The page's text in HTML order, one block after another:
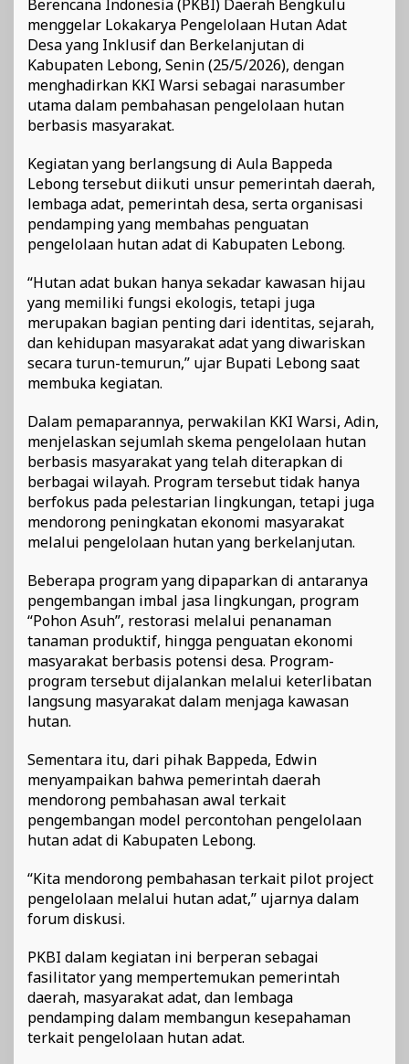
Berencana Indonesia (PKBI) Daerah Bengkulu
menggelar Lokakarya Pengelolaan Hutan Adat
Desa yang Inklusif dan Berkelanjutan di
Kabupaten Lebong, Senin (25/5/2026), dengan
menghadirkan KKI Warsi sebagai narasumber
utama dalam pembahasan pengelolaan hutan
berbasis masyarakat.
Kegiatan yang berlangsung di Aula Bappeda
Lebong tersebut diikuti unsur pemerintah daerah,
lembaga adat, pemerintah desa, serta organisasi
pendamping yang membahas penguatan
pengelolaan hutan adat di Kabupaten Lebong.
“Hutan adat bukan hanya sekadar kawasan hijau
yang memiliki fungsi ekologis, tetapi juga
merupakan bagian penting dari identitas, sejarah,
dan kehidupan masyarakat adat yang diwariskan
secara turun-temurun,” ujar Bupati Lebong saat
membuka kegiatan.
Dalam pemaparannya, perwakilan KKI Warsi, Adin,
menjelaskan sejumlah skema pengelolaan hutan
berbasis masyarakat yang telah diterapkan di
berbagai wilayah. Program tersebut tidak hanya
berfokus pada pelestarian lingkungan, tetapi juga
mendorong peningkatan ekonomi masyarakat
melalui pengelolaan hutan yang berkelanjutan.
Beberapa program yang dipaparkan di antaranya
pengembangan imbal jasa lingkungan, program
“Pohon Asuh”, restorasi melalui penanaman
tanaman produktif, hingga penguatan ekonomi
masyarakat berbasis potensi desa. Program-
program tersebut dijalankan melalui keterlibatan
langsung masyarakat dalam menjaga kawasan
hutan.
Sementara itu, dari pihak Bappeda, Edwin
menyampaikan bahwa pemerintah daerah
mendorong pembahasan awal terkait
pengembangan model percontohan pengelolaan
hutan adat di Kabupaten Lebong.
“Kita mendorong pembahasan terkait pilot project
pengelolaan melalui hutan adat,” ujarnya dalam
forum diskusi.
PKBI dalam kegiatan ini berperan sebagai
fasilitator yang mempertemukan pemerintah
daerah, masyarakat adat, dan lembaga
pendamping dalam membangun kesepahaman
terkait pengelolaan hutan adat.